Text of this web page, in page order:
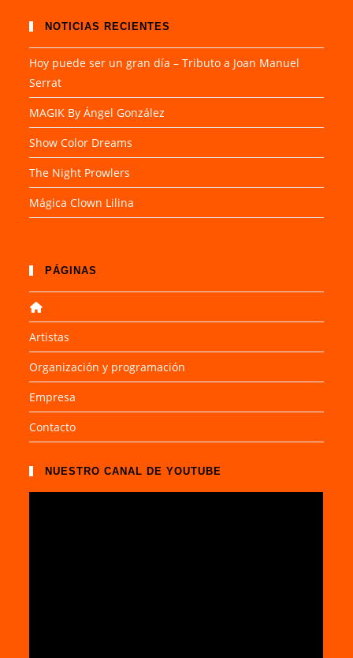
NOTICIAS RECIENTES
Hoy puede ser un gran día – Tributo a Joan Manuel
Serrat
MAGIK By Ángel González
Show Color Dreams
The Night Prowlers
Mágica Clown Lilina
PÁGINAS
Artistas
Organización y programación
Empresa
Contacto
NUESTRO CANAL DE YOUTUBE